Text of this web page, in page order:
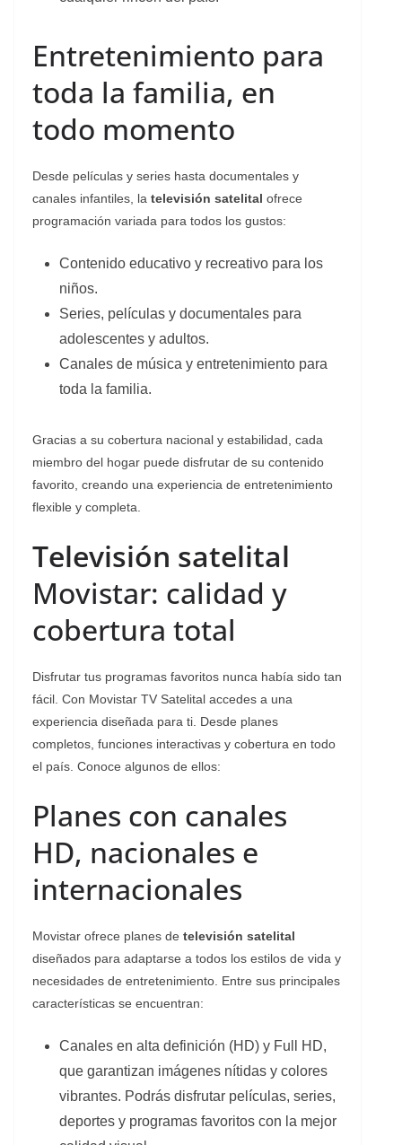
Entretenimiento para
toda la familia, en
todo momento
Desde películas y series hasta documentales y
canales infantiles, la televisión satelital ofrece
programación variada para todos los gustos:
Contenido educativo y recreativo para los
niños.
Series, películas y documentales para
adolescentes y adultos.
Canales de música y entretenimiento para
toda la familia.
Gracias a su cobertura nacional y estabilidad, cada
miembro del hogar puede disfrutar de su contenido
favorito, creando una experiencia de entretenimiento
flexible y completa.
Televisión satelital
Movistar: calidad y
cobertura total
Disfrutar tus programas favoritos nunca había sido tan
fácil. Con Movistar TV Satelital accedes a una
experiencia diseñada para ti. Desde planes
completos, funciones interactivas y cobertura en todo
el país. Conoce algunos de ellos:
Planes con canales
HD, nacionales e
internacionales
Movistar ofrece planes de televisión satelital
diseñados para adaptarse a todos los estilos de vida y
necesidades de entretenimiento. Entre sus principales
características se encuentran:
Canales en alta definición (HD) y Full HD,
que garantizan imágenes nítidas y colores
vibrantes. Podrás disfrutar películas, series,
deportes y programas favoritos con la mejor